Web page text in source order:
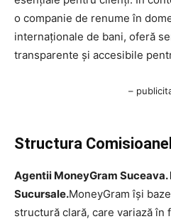
o companie de renume în
internaționale de bani, oferă
transparente și accesibile
–
Structura
Agentii MoneyGram
Sucursale.MoneyGram își
structură clară, care variază